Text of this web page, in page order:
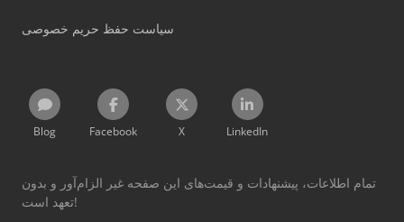
سیاست حفظ حریم خصوصی
Blog Facebook X LinkedIn
تمام اطلاعات، پیشنهادات و قیمت‌های این صفحه غیر الزام‌آور و بدون
تعهد است!